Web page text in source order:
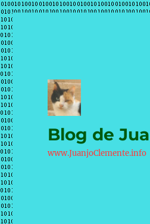
Blog de
www.JuanjoClemente.info